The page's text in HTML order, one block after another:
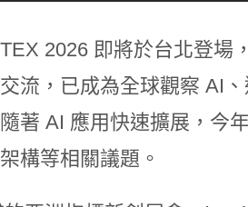
2026 即將於台北登場
流，已成為全球觀察 AI
著 AI 應用快速擴展，今
構等相關議題。